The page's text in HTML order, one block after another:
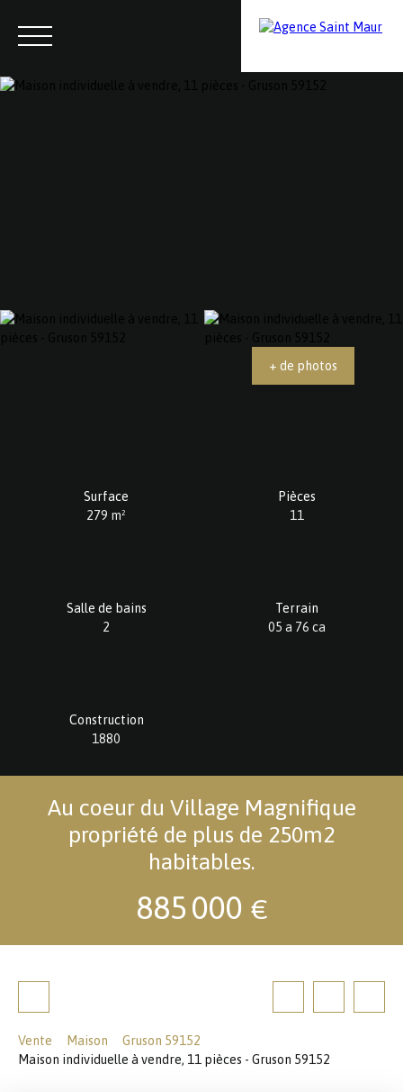
+ de photos
Surface
279 m²
Pièces
11
Salle de bains
2
Terrain
05 a 76 ca
Construction
1880
Au coeur du Village Magnifique
propriété de plus de 250m2
habitables.
885 000 €
Vente Maison
Gruson 59152
Maison individuelle à vendre, 11 pièces - Gruson 59152